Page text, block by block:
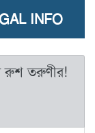
INFO
রুশ তরুণীর!